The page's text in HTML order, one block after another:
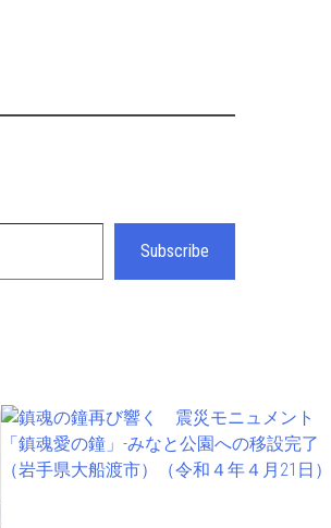
Subscribe